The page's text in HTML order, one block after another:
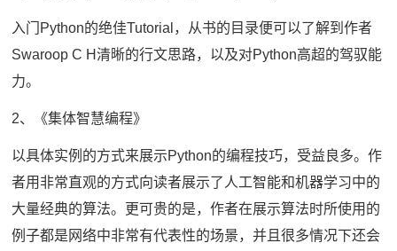
入门Python的绝佳Tutorial，从书的目录便可以了解到作者
Swaroop C H清晰的行文思路，以及对Python高超的驾驭能
力。
2、《集体智慧编程》
以具体实例的方式来展示Python的编程技巧，受益良多。作
者用非常直观的方式向读者展示了人工智能和机器学习中的
大量经典的算法。更可贵的是，作者在展示算法时所使用的
例子都是网络中非常有代表性的场景，并且很多情况下还会